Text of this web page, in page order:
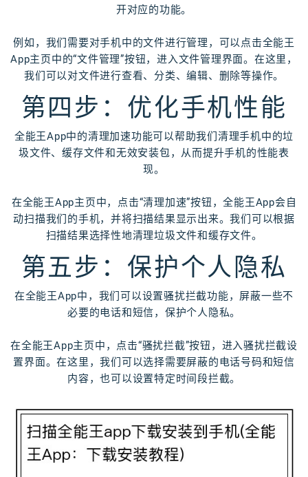
开对应的功能。
例如，我们需要对手机中的文件进行管理，可以点击全能王
App主页中的“文件管理”按钮，进入文件管理界面。在这里，
我们可以对文件进行查看、分类、编辑、删除等操作。
第四步：优化手机性能
全能王App中的清理加速功能可以帮助我们清理手机中的垃
圾文件、缓存文件和无效安装包，从而提升手机的性能表
现。
在全能王App主页中，点击“清理加速”按钮，全能王App会自
动扫描我们的手机，并将扫描结果显示出来。我们可以根据
扫描结果选择性地清理垃圾文件和缓存文件。
第五步：保护个人隐私
在全能王App中，我们可以设置骚扰拦截功能，屏蔽一些不
必要的电话和短信，保护个人隐私。
在全能王App主页中，点击“骚扰拦截”按钮，进入骚扰拦截设
置界面。在这里，我们可以选择需要屏蔽的电话号码和短信
内容，也可以设置特定时间段拦截。